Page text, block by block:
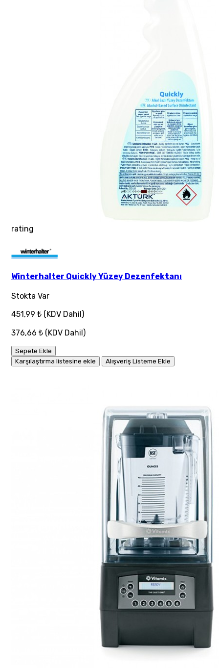
rating
Winterhalter Quickly Yüzey Dezenfektanı
Stokta Var
451,99 ₺ (KDV Dahil)
376,66 ₺ (KDV Dahil)
Sepete Ekle
Karşılaştırma listesine ekle
Alışveriş Listeme Ekle